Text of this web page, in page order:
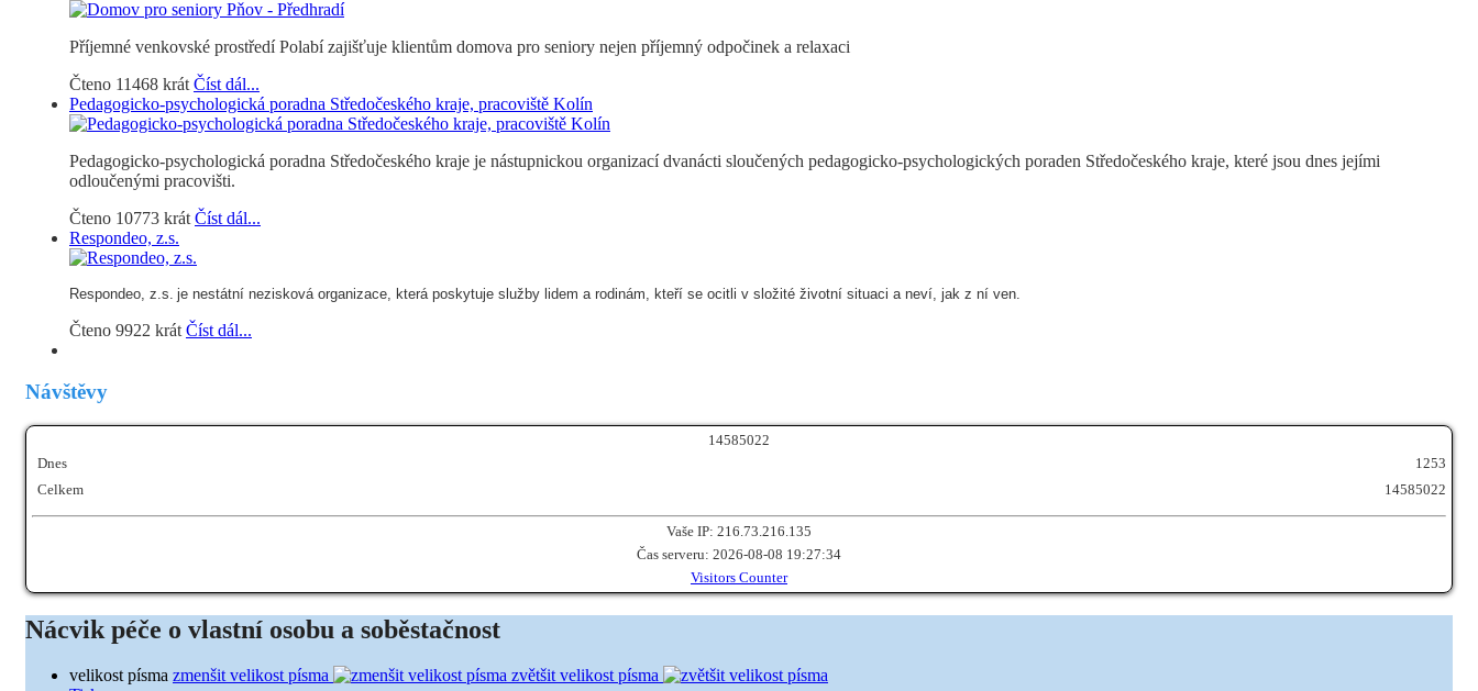
Příjemné venkovské prostředí Polabí zajišťuje klientům domova pro seniory nejen příjemný odpočinek a relaxaci
Čteno 11468 krát Číst dál...
Pedagogicko-psychologická poradna Středočeského kraje, pracoviště Kolín
Pedagogicko-psychologická poradna Středočeského kraje je nástupnickou organizací dvanácti sloučených pedagogicko-psychologických poraden Středočeského kraje, které jsou dnes jejími
odloučenými pracovišti.
Čteno 10773 krát Číst dál...
Respondeo, z.s.
Respondeo, z.s. je nestátní nezisková organizace, která poskytuje služby lidem a rodinám, kteří se ocitli v složité životní situaci a neví, jak z ní ven.
Čteno 9922 krát Číst dál...
Návštěvy
14585022
Dnes
Celkem
1253
14585022
Vaše IP: 216.73.216.135
Čas serveru: 2026-08-08 19:27:34
Visitors Counter
Nácvik péče o vlastní osobu a soběstačnost
velikost písma zmenšit velikost písma
zvětšit velikost písma